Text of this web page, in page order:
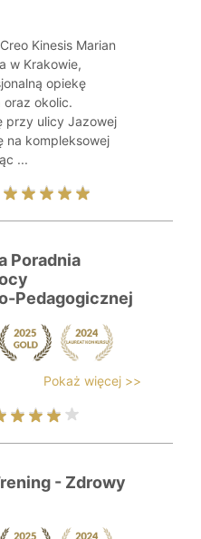
Kinesis Marian
w Krakowie,
opiekę
oraz okolic.
przy ulicy Jazowej
na kompleksowej
...
Poradnia
Pedagogicznej
Pokaż więcej >>
- Zdrowy